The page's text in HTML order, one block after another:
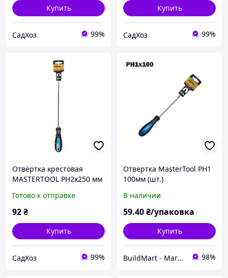
Купить
СадХоз 99%
Купить
СадХоз 99%
Отвёртка крестовая
MASTERTOOL РН2х250 мм
Готово к отправке
92₴
Купить
СадХоз 99%
Отвертка MasterTool РН1
100мм (шт.)
В наличии
59.40₴/упаковка
Купить
BuildMart - Магазин кріпильних виробів 98%